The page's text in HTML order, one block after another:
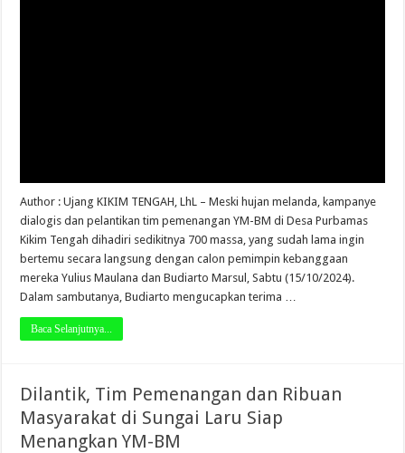
Author : Ujang KIKIM TENGAH, LhL – Meski hujan melanda, kampanye
dialogis dan pelantikan tim pemenangan YM-BM di Desa Purbamas
Kikim Tengah dihadiri sedikitnya 700 massa, yang sudah lama ingin
bertemu secara langsung dengan calon pemimpin kebanggaan
mereka Yulius Maulana dan Budiarto Marsul, Sabtu (15/10/2024).
Dalam sambutanya, Budiarto mengucapkan terima …
Baca Selanjutnya...
Dilantik, Tim Pemenangan dan Ribuan
Masyarakat di Sungai Laru Siap
Menangkan YM-BM